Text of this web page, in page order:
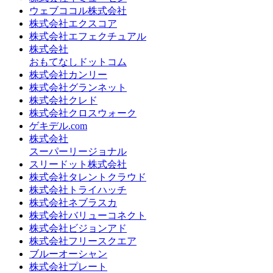
ウェブココル株式会社
株式会社エクスコア
株式会社エフェクチュアル
株式会社
おもてなしドットコム
株式会社カンリー
株式会社グランネット
株式会社クレド
株式会社クロスウォーク
ゲキデル.com
株式会社
スーパーリージョナル
スリードット株式会社
株式会社タレントクラウド
株式会社トライハッチ
株式会社ネブラスカ
株式会社バリューコネクト
株式会社ビジョンアド
株式会社フリースクエア
ブルーオーシャン
株式会社プレート